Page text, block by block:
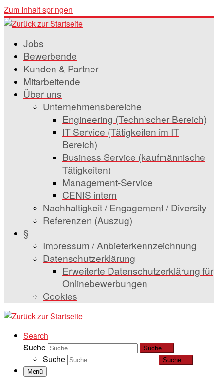
Zum Inhalt springen
Jobs
Bewerbende
Kunden & Partner
Mitarbeitende
Über uns
Unternehmensbereiche
Engineering (Technischer Bereich)
IT Service (Tätigkeiten im IT
Bereich)
Business Service (kaufmännische
Tätigkeiten)
Management-Service
CENIS intern
Nachhaltigkeit / Engagement / Diversity
Referenzen (Auszug)
§
Impressum / Anbieterkennzeichnung
Datenschutzerklärung
Erweiterte Datenschutzerklärung für
Onlinebewerbungen
Cookies
Search
Suche
Suche …
Suche
Suche …
Menü